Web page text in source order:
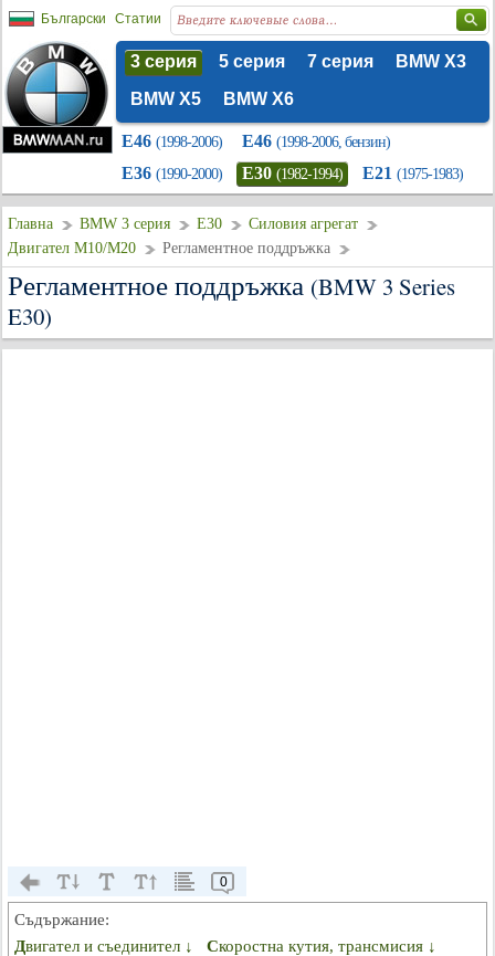
Български Статии
3 серия 5 серия 7 серия
BMW X3
BMW X5
BMW X6
E46 (1998-2006) E46 (1998-2006, бензин)
E36 (1990-2000) E30 (1982-1994) E21 (1975-1983)
Главна BMW 3 серия E30
Силовия агрегат
Двигател M10/M20
Регламентное поддръжка
Регламентное поддръжка (BMW 3 Series
E30)
0
Съдържание:
Двигател и съединител ↓
Скоростна кутия, трансмисия ↓